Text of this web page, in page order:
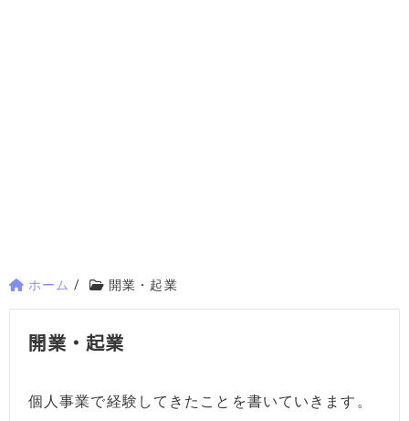
ホーム / 開業・起業
開業・起業
個人事業で経験してきたことを書いていきます。